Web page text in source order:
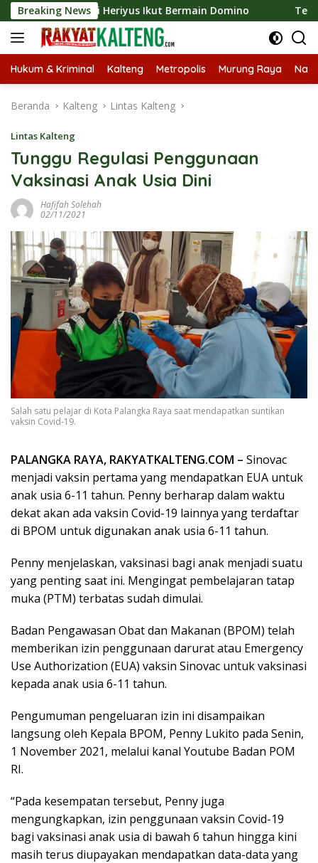
Langsung
ke
konten
Breaking News
Bupati Heriyus Ikut Bermain Domino Tekan
Hukum & Kriminal Kalteng Metropolis Murung Raya
Beranda Kalteng Lintas Kalteng
Lintas Kalteng
Tunggu Regulasi Penggunaan
Vaksinasi Anak Usia Dini
Hafifah Solehah
02/11/2021
Salah satu pelajar di Kota Palangka Raya saat mendapatkan suntikan
vaksin Covid-19.
PALANGKA RAYA, RAKYATKALTENG.COM – Sinovac
menjadi vaksin pertama yang mendapatkan EUA untuk
anak usia 6-11 tahun. Penny berharap dalam waktu
dekat akan ada vaksin Covid-19 lainnya yang terdaftar
di BPOM untuk digunakan anak usia 6-11 tahun.
Penny menjelaskan, vaksinasi bagi anak menjadi suatu
yang penting saat ini. Mengingat pembelajaran tatap
muka (PTM) terbatas sudah dimulai.
Badan Pengawasan Obat dan Makanan (BPOM) telah
memberikan izin penggunaan darurat atau Emergency
Use Authorization (EUA) vaksin Sinovac untuk vaksinasi
kepada anak usia 6-11 tahun.
Pengumuman pengeluaran izin ini disampaikan
langsung oleh Kepala BPOM, Penny Lukito pada Senin,
1 November 2021, melalui kanal Youtube Badan POM
RI.
“Pada kesempatan tersebut, Penny juga
mengungkapkan, izin penggunaan vaksin Covid-19
bagi vaksinasi anak usia di bawah 6 tahun hingga kini
masih terus diupayakan mendapatkan data-data yang